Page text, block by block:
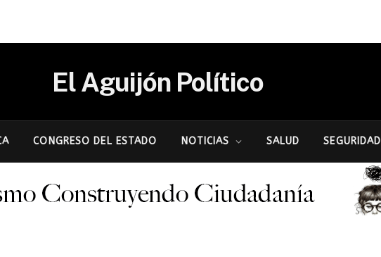
El Aguijón Político
CONGRESO DEL ESTADO NOTICIAS SALUD SEGURIDAD